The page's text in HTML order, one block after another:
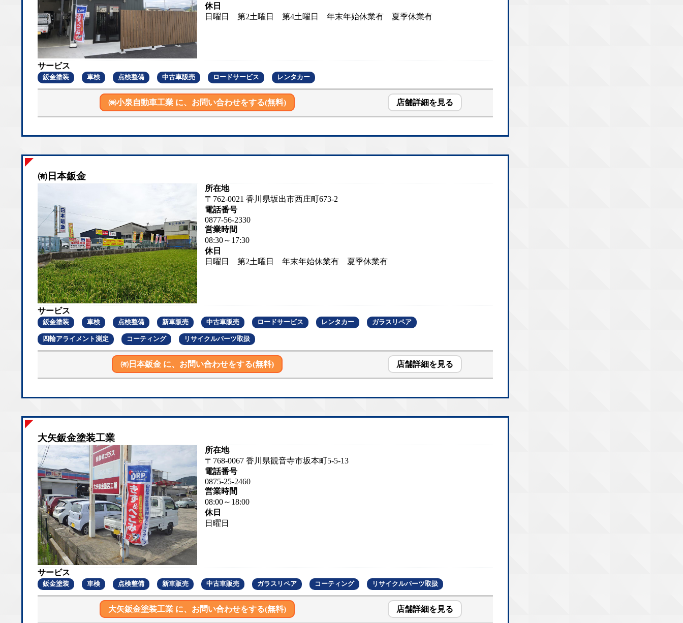
休日
日曜日 第2土曜日 第4土曜日 年末年始休業有 夏季休業有
サービス
鈑金塗装 車検 点検整備 中古車販売 ロードサービス レンタカー
㈱小泉自動車工業 に、 お問い合わせをする(無料) 店舗詳細を見る
㈲日本鈑金
所在地
〒762-0021 香川県坂出市西庄町673-2
電話番号
0877-56-2330
営業時間
08:30～17:30
休日
日曜日 第2土曜日 年末年始休業有 夏季休業有
サービス
鈑金塗装 車検 点検整備 新車販売 中古車販売 ロードサービス レンタカー ガラスリペア
四輪アライメント測定 コーティング リサイクルパーツ取扱
㈲日本鈑金 に、 お問い合わせをする(無料) 店舗詳細を見る
大矢鈑金塗装工業
所在地
〒768-0067 香川県観音寺市坂本町5-5-13
電話番号
0875-25-2460
営業時間
08:00～18:00
休日
日曜日
サービス
鈑金塗装 車検 点検整備 新車販売 中古車販売 ガラスリペア コーティング リサイクルパーツ取扱
大矢鈑金塗装工業 に、 お問い合わせをする(無料) 店舗詳細を見る